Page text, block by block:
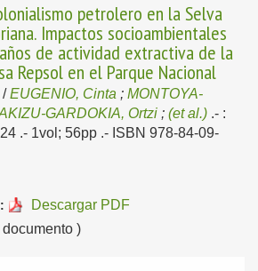
petrolero en la Selva
Impactos socioambientales
de actividad extractiva de la
Repsol en el Parque Nacional
/EUGENIO, Cinta ; MONTOYA-
GARDOKIA, Ortzi ; (et al.) .- :
.- 1vol; 56pp .- ISBN 978-84-09-
Descargar PDF
documento )